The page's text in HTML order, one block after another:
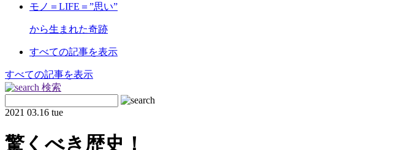
モノ＝LIFE＝”思い”
から生まれた奇跡
すべての記事を表示
すべての記事を表示
検索
2021 03.16 tue
驚くべき歴史！